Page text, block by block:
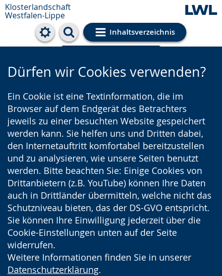
Klosterlandschaft
Westfalen-Lippe
Inhaltsverzeichnis
Cookie-Einstellungen
Dürfen wir Cookies verwenden?
Ein Cookie ist eine Textinformation, die im
Browser auf dem Endgerät des Betrachters
jeweils zu einer besuchten Website gespeichert
werden kann. Sie helfen uns und Dritten dabei,
den Internetauftritt komfortabel bereitzustellen
und zu analysieren, wie unsere Seiten benutzt
werden. Bitte beachten Sie: Einige Cookies von
Drittanbietern (z.B. YouTube) können Ihre Daten
auch in Drittländer übermitteln, welche nicht das
Schutzniveau bieten, das der DS-GVO entspricht.
Sie können Ihre Einwilligung jederzeit über die
Cookie-Einstellungen unten auf der Seite
widerrufen.
Weitere Informationen finden Sie in unserer
Datenschutzerklärung.